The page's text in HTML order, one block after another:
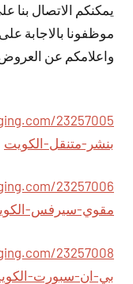
يمكنكم الاتصال بنا
موظفونا بالاجابة
واعلامكم عن
بنشر-متنقل-الكويت
مقوي-سيرفس-
بي-ان-سبورت-